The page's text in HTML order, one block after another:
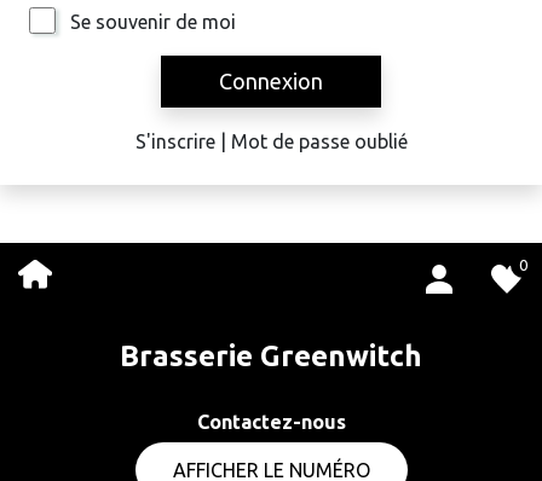
Se souvenir de moi
Connexion
S'inscrire| Mot de passe oublié
0
Brasserie Greenwitch
Contactez-nous
AFFICHER LE NUMÉRO